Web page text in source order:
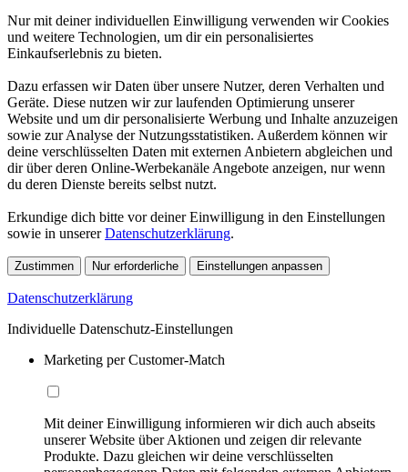
Nur mit deiner individuellen Einwilligung verwenden wir Cookies
und weitere Technologien, um dir ein personalisiertes
Einkaufserlebnis zu bieten.
Dazu erfassen wir Daten über unsere Nutzer, deren Verhalten und
Geräte. Diese nutzen wir zur laufenden Optimierung unserer
Website und um dir personalisierte Werbung und Inhalte anzuzeigen
sowie zur Analyse der Nutzungsstatistiken. Außerdem können wir
deine verschlüsselten Daten mit externen Anbietern abgleichen und
dir über deren Online-Werbekanäle Angebote anzeigen, nur wenn
du deren Dienste bereits selbst nutzt.
Erkundige dich bitte vor deiner Einwilligung in den Einstellungen
sowie in unsererDatenschutzerklärung.
Zustimmen Nur erforderliche Einstellungen anpassen
Datenschutzerklärung
Individuelle Datenschutz-Einstellungen
Marketing per Customer-Match
Mit deiner Einwilligung informieren wir dich auch abseits
unserer Website über Aktionen und zeigen dir relevante
Produkte. Dazu gleichen wir deine verschlüsselten